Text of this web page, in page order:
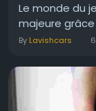
Le monde du
majeure
By Lavishcars